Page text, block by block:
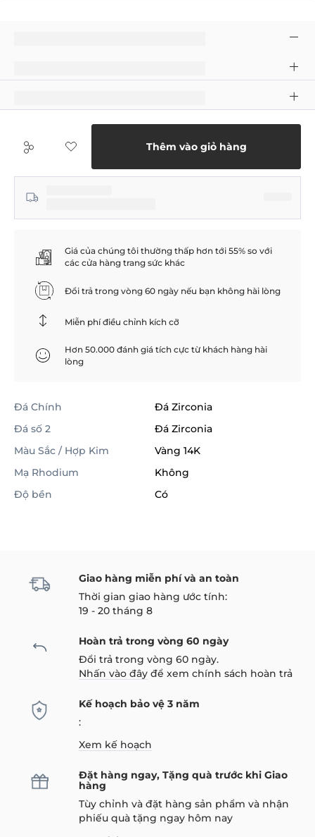
Thêm vào giỏ hàng
Giá của chúng tôi thường thấp hơn tới 55% so với
các cửa hàng trang sức khác
Đổi trả trong vòng 60 ngày nếu bạn không hài lòng
Miễn phí điều chỉnh kích cỡ
Hơn 50.000 đánh giá tích cực từ khách hàng hài
lòng
Đá Chính
Đá Zirconia
Đá số 2
Đá Zirconia
Màu Sắc / Hợp Kim
Vàng 14K
Mạ Rhodium
Không
Độ bền
Có
Giao hàng miễn phí và an toàn
Thời gian giao hàng ước tính:
19 - 20 tháng 8
Hoàn trả trong vòng 60 ngày
Đổi trả trong vòng 60 ngày.
Nhấn vào đây để xem chính sách hoàn trả
Kế hoạch bảo vệ 3 năm
:
Xem kế hoạch
Đặt hàng ngay, Tặng quà trước khi Giao
hàng
Tùy chỉnh và đặt hàng sản phẩm và nhận
phiếu quà tặng ngay hôm nay